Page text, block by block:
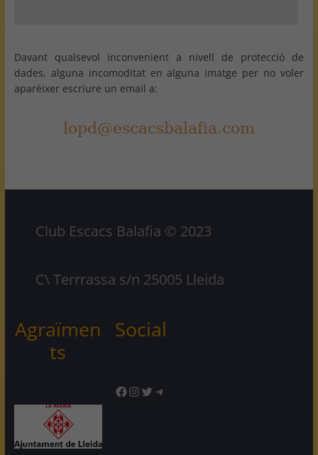
Davant qualsevol inconvenient a nivell de protecció de
dades, alguna incomoditat en alguna imatge per no voler
aparèixer escriure un email a:
Club Escacs Balafia © 2023
C\ Terrrassa s/n 25005 Lleida
Agraïmen
ts
Social
Facebook
Instagram
TwitterTelegram